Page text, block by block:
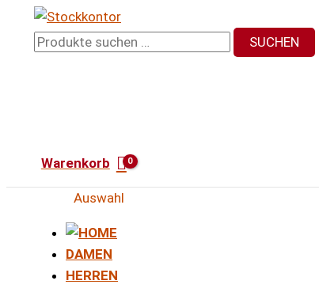
InhaltSuchen
SUCHEN
Warenkorb
Auswahl
DAMEN
HERREN